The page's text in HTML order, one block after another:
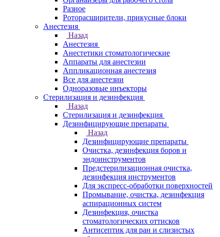
Разное
Роторасширители, прикусные блоки
Анестезия
Назад
Анестезия
Анестетики стоматологические
Аппараты для анестезии
Аппликационная анестезия
Все для анестезии
Одноразовые инъекторы
Стерилизация и дезинфекция
Назад
Стерилизация и дезинфекция
Дезинфицирующие препараты
Назад
Дезинфицирующие препараты
Очистка, дезинфекция боров и
эндоинструментов
Предстерилизационная очистка,
дезинфекция инструментов
Для экспресс-обработки поверхностей
Промывание, очистка, дезинфекция
аспирационных систем
Дезинфекция, очистка
стоматологических оттисков
Антисептик для ран и слизистых